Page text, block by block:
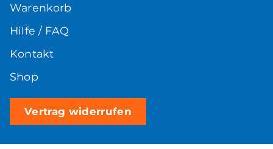
Warenkorb
Hilfe / FAQ
Kontakt
Shop
Vertrag widerrufen